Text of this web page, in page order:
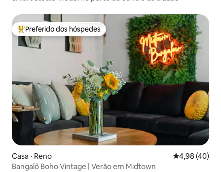
Entre os melhores preferidos dos hóspedes
Preferido dos hóspedes
Casa ⋅ Reno 4,98 de uma
4,98 (40)
Bangalô Boho Vintage | Verão em Midtown